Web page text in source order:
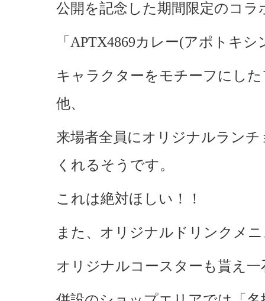
公開を記念した期間限定のコラ
「APTX4869カレー(アポトキ
キャラクターをモチーフにし
他、
来場者全員にオリジナルラン
くれるそうです。
これは絶対ほしい！！
また、オリジナルドリンクメ
オリジナルコースターも貰え一